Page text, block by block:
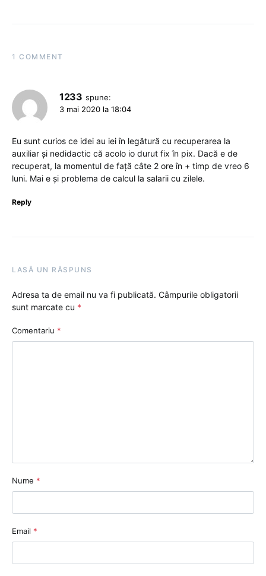
1 COMMENT
1233 spune:
3 mai 2020 la 18:04
Eu sunt curios ce idei au iei în legătură cu recuperarea la
auxiliar și nedidactic că acolo io durut fix în pix. Dacă e de
recuperat, la momentul de față câte 2 ore în + timp de vreo 6
luni. Mai e și problema de calcul la salarii cu zilele.
Reply
LASĂ UN RĂSPUNS
Adresa ta de email nu va fi publicată. Câmpurile obligatorii
sunt marcate cu *
Comentariu *
Nume *
Email *